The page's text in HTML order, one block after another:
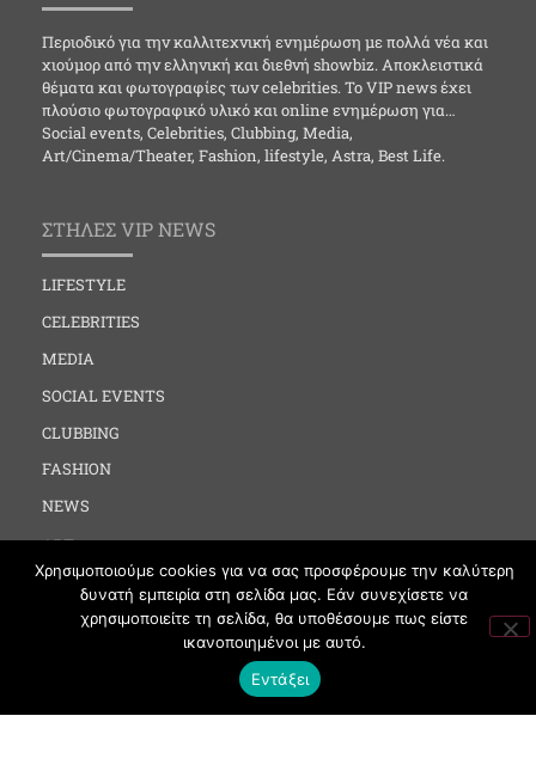
Περιοδικό για την καλλιτεχνική ενημέρωση με πολλά νέα και
χιούμορ από την ελληνική και διεθνή showbiz. Αποκλειστικά
θέματα και φωτογραφίες των celebrities. Το VIP news έχει
πλούσιο φωτογραφικό υλικό και online ενημέρωση για…
Social events, Celebrities, Clubbing, Media,
Art/Cinema/Theater, Fashion, lifestyle, Astra, Best Life.
ΣΤΗΛΕΣ VIP NEWS
LIFESTYLE
CELEBRITIES
MEDIA
SOCIAL EVENTS
CLUBBING
FASHION
NEWS
ART
ΧΡΗΣΙΜΑ
ΠΟΛΙΤΙΚΗ COOKIES
Χρησιμοποιούμε cookies για να σας προσφέρουμε την καλύτερη
δυνατή εμπειρία στη σελίδα μας. Εάν συνεχίσετε να
χρησιμοποιείτε τη σελίδα, θα υποθέσουμε πως είστε
ικανοποιημένοι με αυτό.
Εντάξει